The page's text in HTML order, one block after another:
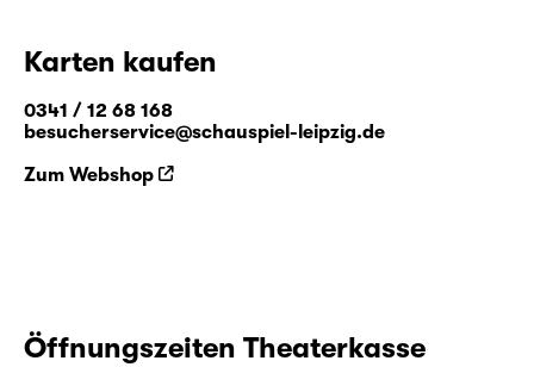
Karten kaufen
0341 / 12 68 168
besucherservice@schauspiel-leipzig.de
Zum Webshop
Öffnungszeiten Theaterkasse